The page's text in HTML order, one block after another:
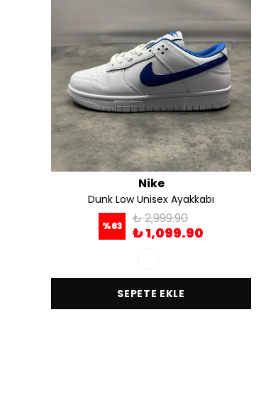
Nike
Dunk Low Unisex Ayakkabı
%63 ₺ 2,999.90
₺ 1,099.90
SEPETE EKLE